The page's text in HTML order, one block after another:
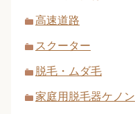
高速道路
スクーター
脱毛・ムダ毛
家庭用脱毛器ケノン